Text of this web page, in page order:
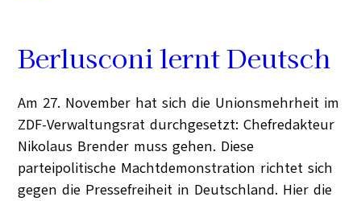
Berlusconi lernt Deutsch
Am 27. November hat sich die Unionsmehrheit im
ZDF-Verwaltungsrat durchgesetzt: Chefredakteur
Nikolaus Brender muss gehen. Diese
parteipolitische Machtdemonstration richtet sich
gegen die Pressefreiheit in Deutschland. Hier die